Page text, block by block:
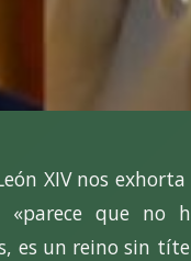
XIV nos
que no
es un reino sin